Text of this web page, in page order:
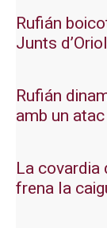
Rufián
Junts
Rufián
amb un
La covardia
frena la